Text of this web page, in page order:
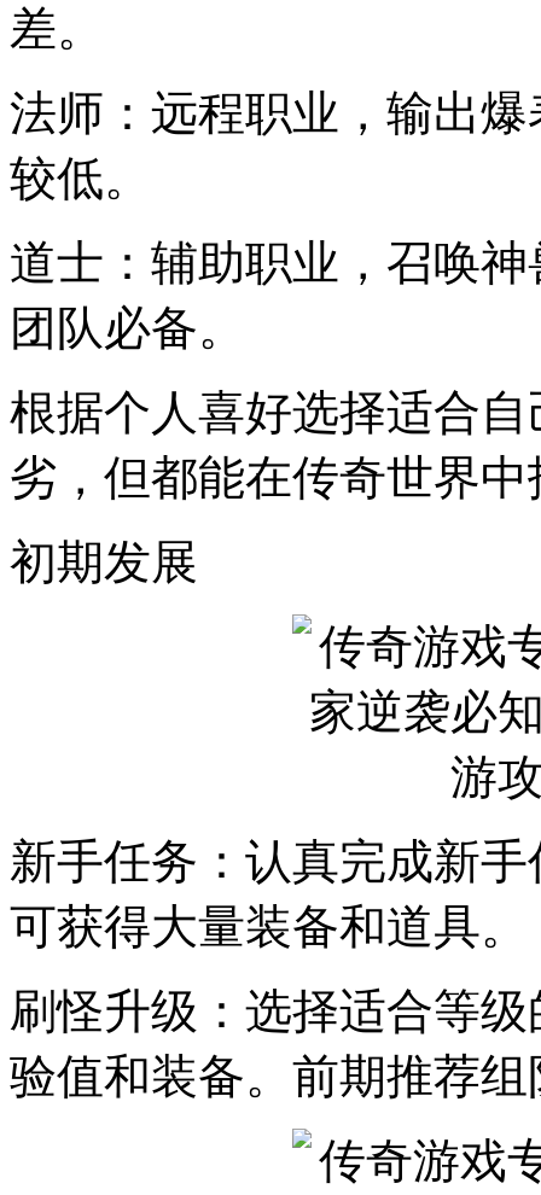
差。
法师：远程职业，输出
较低。
道士：辅助职业，召唤
团队必备。
根据个人喜好选择适合
劣，但都能在传奇世界
初期发展
新手任务：认真完成新
可获得大量装备和道具。
刷怪升级：选择适合等
验值和装备。前期推荐